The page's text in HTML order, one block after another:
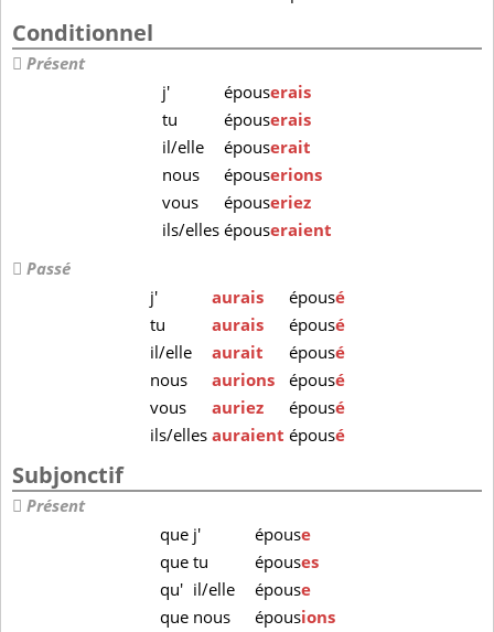
Conditionnel
Présent
j'
épouserais
tu
épouserais
il/elle
épouserait
nous
épouserions
vous
épouseriez
ils/ellesépouseraient
Passé
j'
aurais épousé
tu
aurais épousé
il/elle
aurait épousé
nous
aurions épousé
vous
auriez épousé
ils/elles auraient épousé
Subjonctif
Présent
que j' épouse
que tu épouses
qu' il/elle épouse
que nous épousions